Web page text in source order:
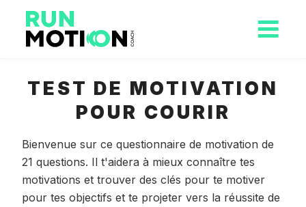
TEST DE MOTIVATION
POUR COURIR
Bienvenue sur ce questionnaire de motivation de
21 questions. Il t'aidera à mieux connaître tes
motivations et trouver des clés pour te motiver
pour tes objectifs et te projeter vers la réussite de